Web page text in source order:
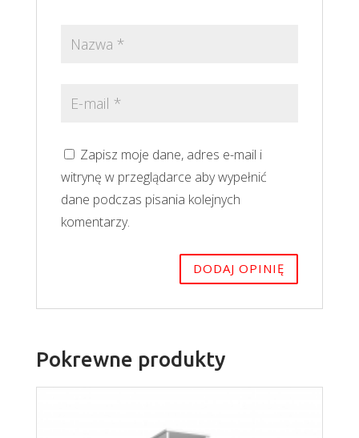
Zapisz moje dane, adres e-mail i
witrynę w przeglądarce aby wypełnić
dane podczas pisania kolejnych
komentarzy.
Pokrewne produkty